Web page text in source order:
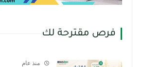
فرص مقترحة لك
منذ عام